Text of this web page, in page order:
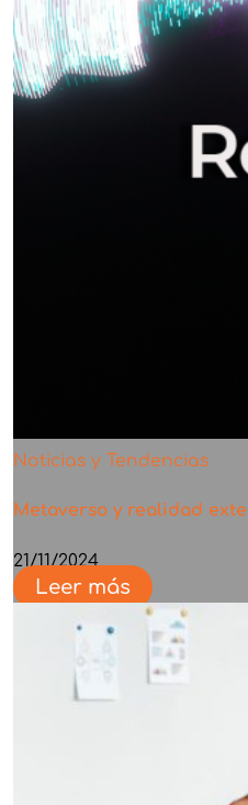
Noticias y Tendencias
Metaverso y realidad
21/11/2024
Leer más